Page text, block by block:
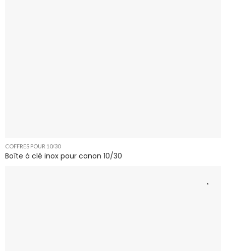
COFFRES POUR 10/30
Boîte à clé inox pour canon 10/30